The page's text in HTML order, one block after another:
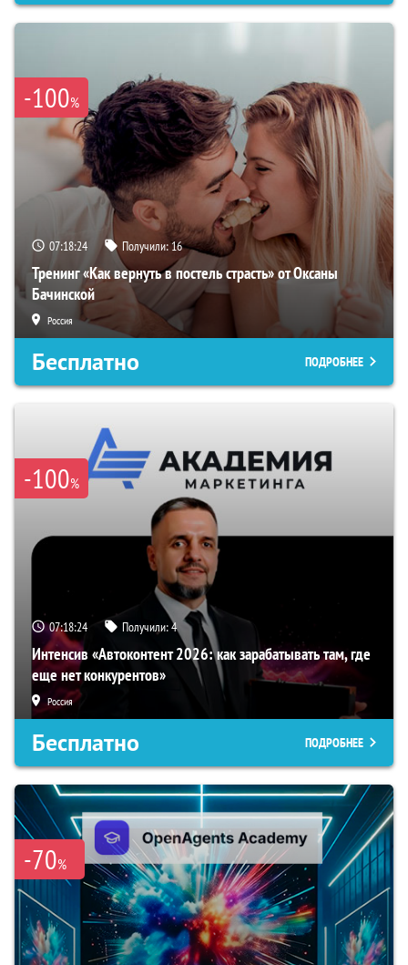
-100%
07:18:23 Получили:16
Тренинг «Как вернуть в постель страсть» от Оксаны
Бачинской
Россия
Бесплатно ПОДРОБНЕЕ
-100%
07:18:23 Получили:4
Интенсив «Автоконтент 2026: как зарабатывать там, где
еще нет конкурентов»
Россия
Бесплатно ПОДРОБНЕЕ
-70%